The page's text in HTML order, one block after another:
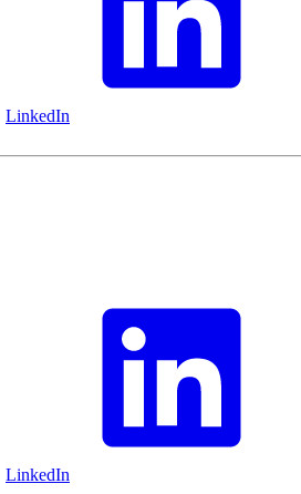
LinkedIn
LinkedIn